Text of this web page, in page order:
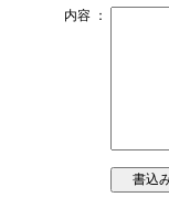
内容 ：